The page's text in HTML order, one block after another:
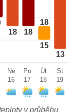
18 18
18
15
13
Ne
16
Po
17
Út
18
St
19
v průběhu